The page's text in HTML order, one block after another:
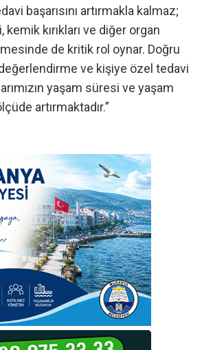
başarısını artırmakla kalmaz;
kırıkları ve diğer organ
de kritik rol oynar. Doğru
ve kişiye özel tedavi
yaşam süresi ve yaşam
artırmaktadır.”